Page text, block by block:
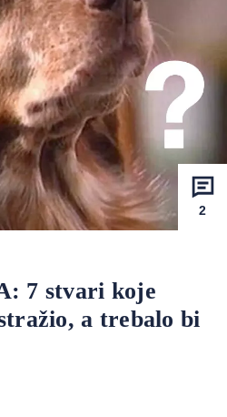
2
7 stvari koje
a trebalo bi